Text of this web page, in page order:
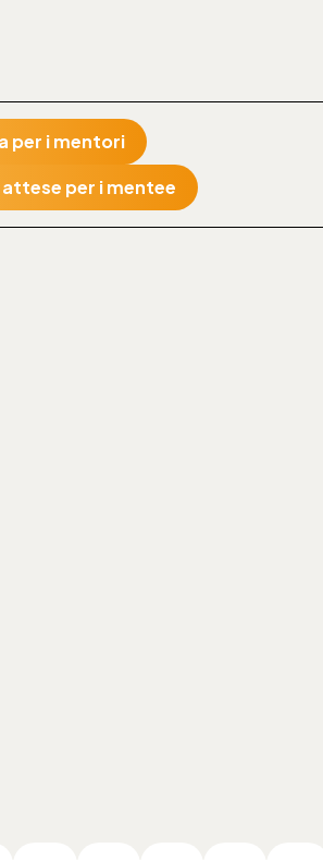
per i mentori
attese per i mentee